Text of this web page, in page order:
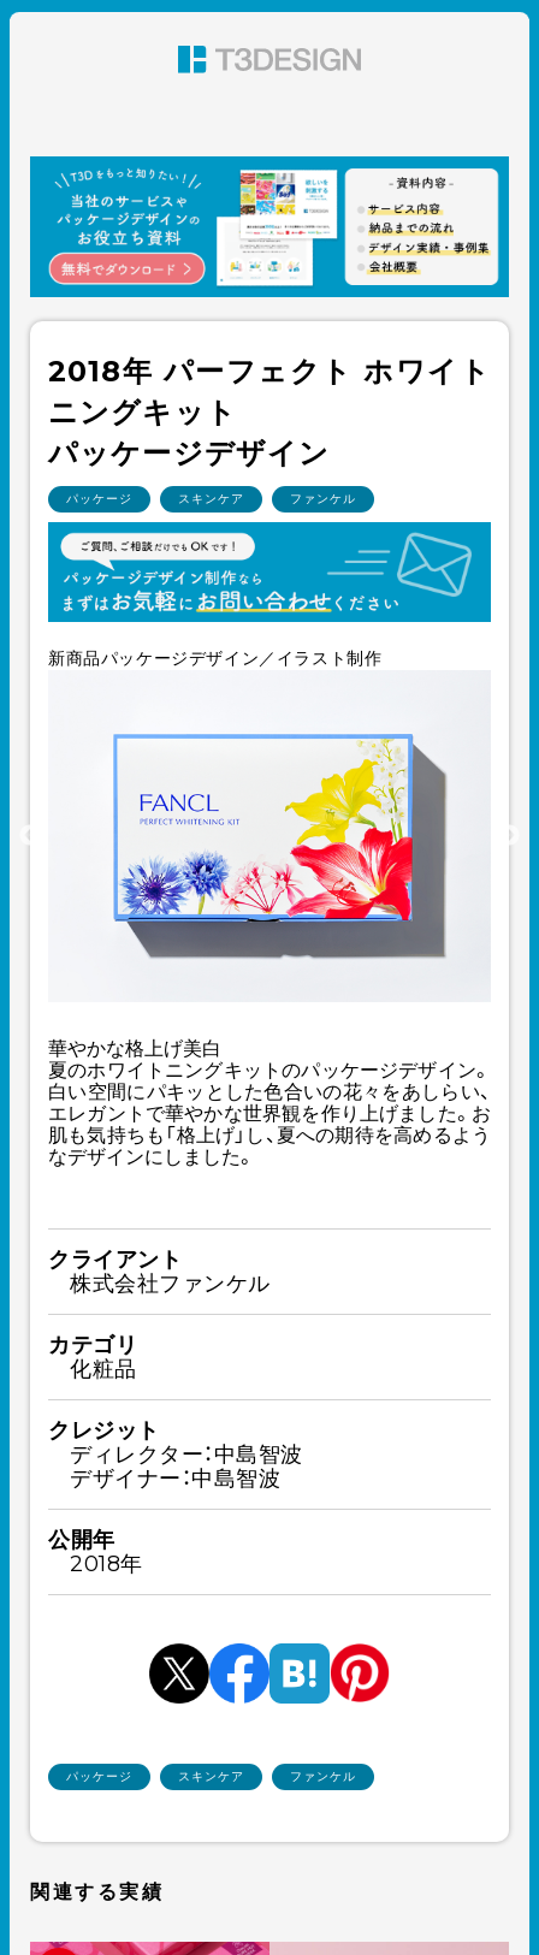
ン 株式会社T3デザイン
2018年 パーフェクト ホワイト
ニングキット
パッケージデザイン
パッケージ スキンケア ファンケル
華やかな格上げ美白
夏のホワイトニングキットのパッケージデザイン。
白い空間にパキッとした色合いの花々をあしらい、
エレガントで華やかな世界観を作り上げました。お
肌も気持ちも「格上げ」し、夏への期待を高めるよう
なデザインにしました。
新商品パッケージデザイン／イラスト制作
クライアント
株式会社ファンケル
カテゴリ
化粧品
クレジット
ディレクター：中島智波
デザイナー：中島智波
公開年
2018年
パッケージ スキンケア ファンケル
関連する実績